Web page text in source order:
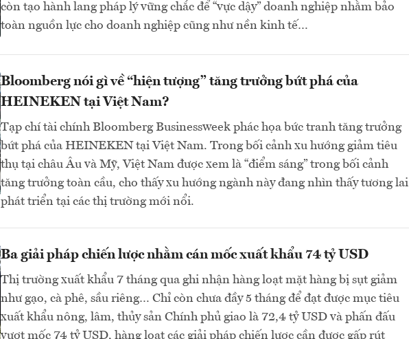
còn tạo hành lang pháp lý vững chắc để “vực dậy” doanh nghiệp nhằm bảo
toàn nguồn lực cho doanh nghiệp cũng như nền kinh tế…
Bloomberg nói gì về “hiện tượng” tăng trưởng bứt phá của
HEINEKEN tại Việt Nam?
Tạp chí tài chính Bloomberg Businessweek phác họa bức tranh tăng trưởng
bứt phá của HEINEKEN tại Việt Nam. Trong bối cảnh xu hướng giảm tiêu
thụ tại châu Âu và Mỹ, Việt Nam được xem là “điểm sáng” trong bối cảnh
tăng trưởng toàn cầu, cho thấy xu hướng ngành này đang nhìn thấy tương lai
phát triển tại các thị trường mới nổi.
Ba giải pháp chiến lược nhằm cán mốc xuất khẩu 74 tỷ USD
Thị trường xuất khẩu 7 tháng qua ghi nhận hàng loạt mặt hàng bị sụt giảm
như gạo, cà phê, sầu riêng… Chỉ còn chưa đầy 5 tháng để đạt được mục tiêu
xuất khẩu nông, lâm, thủy sản Chính phủ giao là 72,4 tỷ USD và phấn đấu
vượt mốc 74 tỷ USD, hàng loạt các giải pháp chiến lược cần được gấp rút